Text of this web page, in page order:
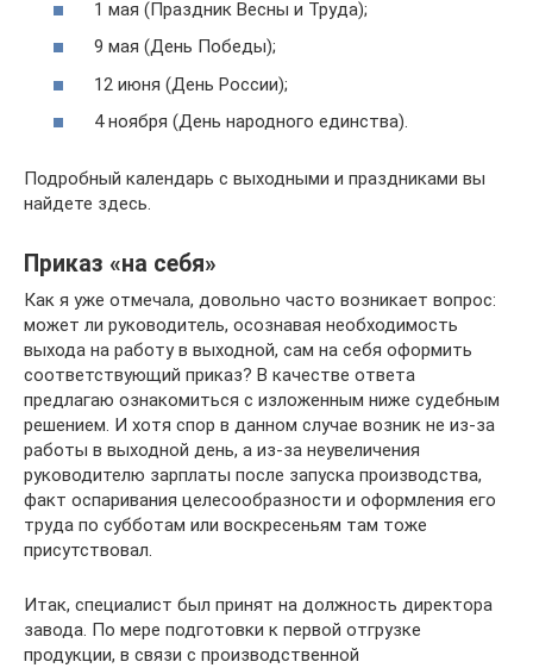
1 мая (Праздник Весны и Труда);
9 мая (День Победы);
12 июня (День России);
4 ноября (День народного единства).
Подробный календарь с выходными и праздниками вы
найдете здесь.
Приказ «на себя»
Как я уже отмечала, довольно часто возникает вопрос:
может ли руководитель, осознавая необходимость
выхода на работу в выходной, сам на себя оформить
соответствующий приказ? В качестве ответа
предлагаю ознакомиться с изложенным ниже судебным
решением. И хотя спор в данном случае возник не из-за
работы в выходной день, а из-за неувеличения
руководителю зарплаты после запуска производства,
факт оспаривания целесообразности и оформления его
труда по субботам или воскресеньям там тоже
присутствовал.
Итак, специалист был принят на должность директора
завода. По мере подготовки к первой отгрузке
продукции, в связи с производственной